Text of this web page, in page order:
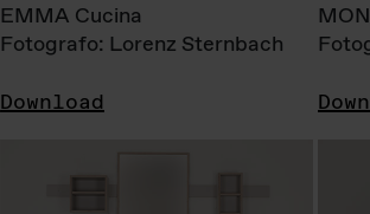
EMMA Cucina
Fotografo: Lorenz Sternbach
Download